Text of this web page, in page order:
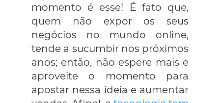
momento é esse! É fato que,
quem não expor os seus
negócios no mundo online,
tende a sucumbir nos próximos
anos; então, não espere mais e
aproveite o momento para
apostar nessa ideia e aumentar